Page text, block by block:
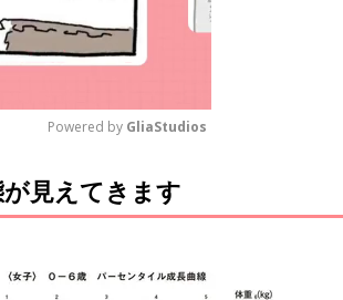
M
u
e
Powered by GliaStudios
見えてきます